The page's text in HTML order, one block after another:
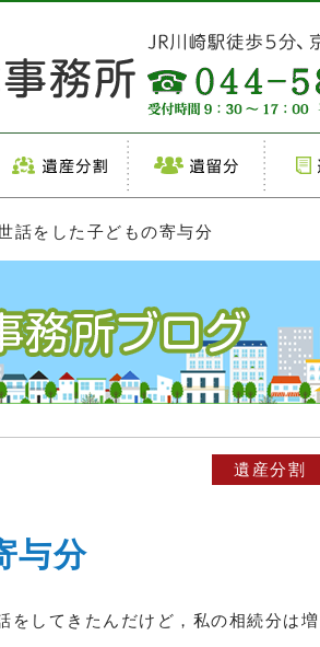
話をした子どもの寄与分
遺産分割
与分
をしてきたんだけど，私の相続分は増